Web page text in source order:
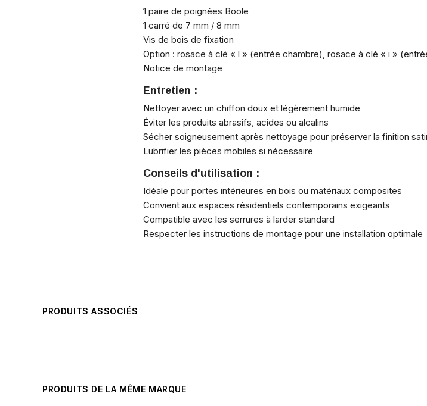
1 paire de poignées Boole
1 carré de 7 mm / 8 mm
Vis de bois de fixation
Option : rosace à clé « l » (entrée chambre), rosace à clé « i »
Notice de montage
Entretien :
Nettoyer avec un chiffon doux et légèrement humide
Éviter les produits abrasifs, acides ou alcalins
Sécher soigneusement après nettoyage pour préserver la finition
Lubrifier les pièces mobiles si nécessaire
Conseils d'utilisation :
Idéale pour portes intérieures en bois ou matériaux composites
Convient aux espaces résidentiels contemporains exigeants
Compatible avec les serrures à larder standard
Respecter les instructions de montage pour une installation optimale
PRODUITS ASSOCIÉS
PRODUITS DE LA MÊME MARQUE